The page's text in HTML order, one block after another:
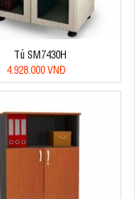
Tủ SM7430H
4.928.000 VNĐ